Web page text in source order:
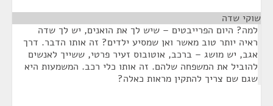
שוקי שדה
למה? היום הפרייבטים – שיש לך את הואנים, יש לך שדה
ראיה יותר טוב מאשר ואן שמסיע ילדים? זה אותו הדבר. דרך
אגב, יש מושג – ברכב, אוטובוס זעיר פרטי, ששייך לאנשים
להוביל את המשפחה שלהם. זה אותו כלי רכב. המשמעות היא
שגם שם צריך להתקין מראות כאלה?